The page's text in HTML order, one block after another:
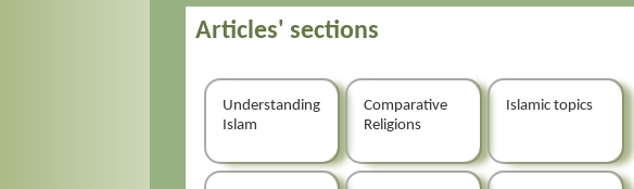
Articles' sections
Understanding
Islam
Comparative
Religions
Islamic topics